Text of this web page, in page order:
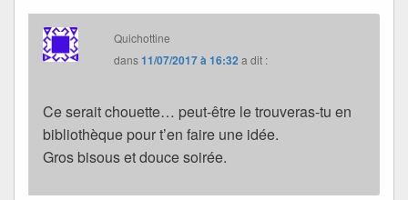
Quichottine
dans11/07/2017 à 16:32 a dit :
Ce serait chouette… peut-être le trouveras-tu en
bibliothèque pour t’en faire une idée.
Gros bisous et douce soirée.